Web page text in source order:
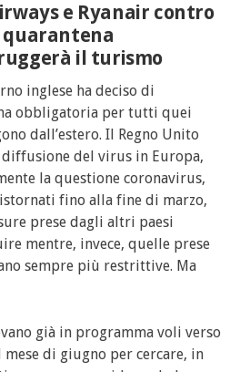
e Ryanair contro
quarantena
il turismo
inglese ha deciso di
obbligatoria per tutti quei
dall’estero. Il Regno Unito
del virus in Europa,
la questione coronavirus,
fino alla fine di marzo,
prese dagli altri paesi
mentre, invece, quelle prese
sempre più restrittive. Ma
già in programma voli verso
di giugno per cercare, in